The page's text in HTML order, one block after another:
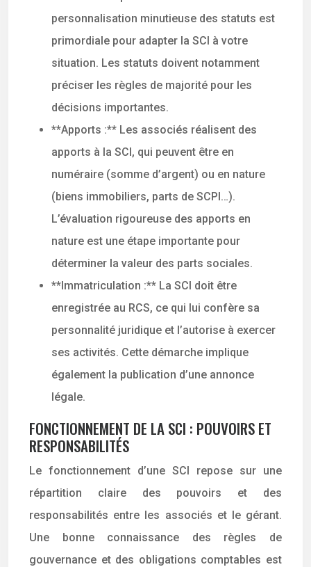
personnalisation minutieuse des statuts est
primordiale pour adapter la SCI à votre
situation. Les statuts doivent notamment
préciser les règles de majorité pour les
décisions importantes.
**Apports :** Les associés réalisent des
apports à la SCI, qui peuvent être en
numéraire (somme d’argent) ou en nature
(biens immobiliers, parts de SCPI…).
L’évaluation rigoureuse des apports en
nature est une étape importante pour
déterminer la valeur des parts sociales.
**Immatriculation :** La SCI doit être
enregistrée au RCS, ce qui lui confère sa
personnalité juridique et l’autorise à exercer
ses activités. Cette démarche implique
également la publication d’une annonce
légale.
FONCTIONNEMENT DE LA SCI : POUVOIRS ET
RESPONSABILITÉS
Le fonctionnement d’une SCI repose sur une
répartition claire des pouvoirs et des
responsabilités entre les associés et le gérant.
Une bonne connaissance des règles de
gouvernance et des obligations comptables est